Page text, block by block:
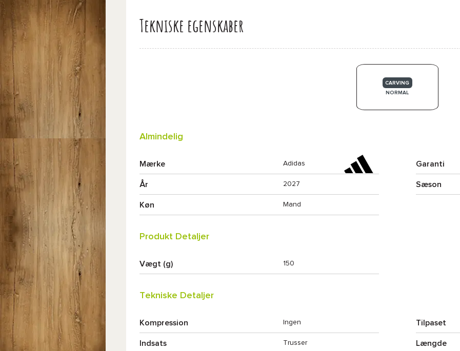
Tekniske egenskaber
CARVING
NORMAL
Almindelig
Mærke Adidas Garanti
År 2027 Sæson
Køn Mand
Produkt Detaljer
Vægt (g) 150
Tekniske Detaljer
Kompression Ingen Tilpaset
Indsats Trusser Længde